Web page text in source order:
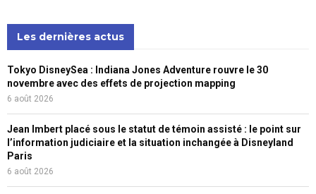
Les dernières actus
Tokyo DisneySea : Indiana Jones Adventure rouvre le 30
novembre avec des effets de projection mapping
6 août 2026
Jean Imbert placé sous le statut de témoin assisté : le point sur
l’information judiciaire et la situation inchangée à Disneyland
Paris
6 août 2026